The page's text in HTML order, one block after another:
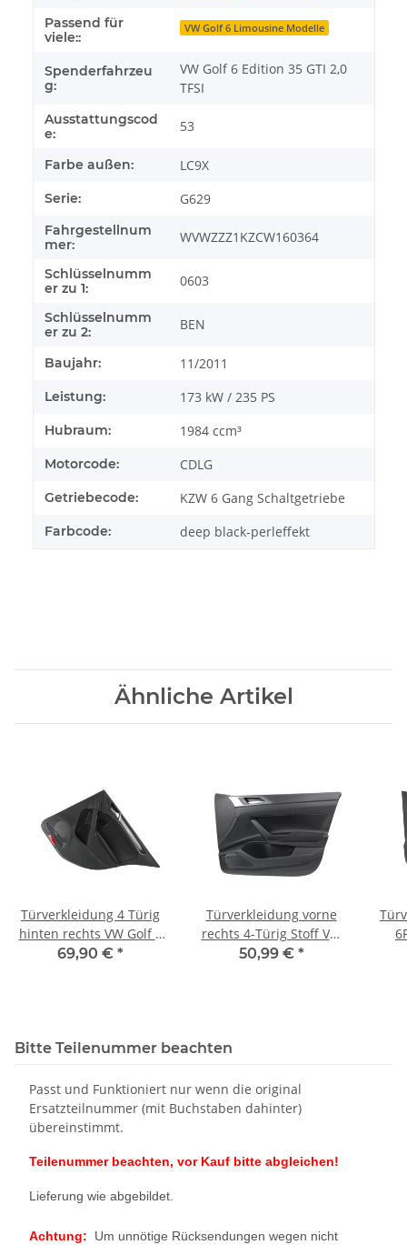
Passend für
viele::
VW Golf 6 Limousine Modelle
Spenderfahrzeu
g:
VW Golf 6 Edition 35 GTI 2,0
TFSI
Ausstattungscod
e:
53
Farbe außen: LC9X
Serie: G629
Fahrgestellnum
mer:
WVWZZZ1KZCW160364
Schlüsselnumm
er zu 1:
0603
Schlüsselnumm
er zu 2:
BEN
Baujahr: 11/2011
Leistung: 173 kW / 235 PS
Hubraum: 1984 ccm³
Motorcode: CDLG
Getriebecode: KZW 6 Gang Schaltgetriebe
Farbcode: deep black-perleffekt
Ähnliche Artikel
Türverkleidung 4 Türig
hinten rechts VW Golf 6
GTI Edition 35 schwarz
69,90 € *
Türverkleidung vorne
rechts 4-Türig Stoff VW
Polo AW GTI
50,99 € *
Bitte Teilenummer beachten
Passt und Funktioniert nur wenn die original
Ersatzteilnummer (mit Buchstaben dahinter)
übereinstimmt.
Teilenummer beachten, vor Kauf bitte abgleichen!
Lieferung wie abgebildet.
Achtung: Um unnötige Rücksendungen wegen nicht